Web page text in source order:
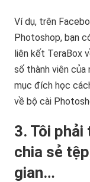
Ví dụ, trên
Photoshop, bạn
liên kết TeraBox
số thành viên của
mục đích học
về bộ cài
3. Tôi
chia sẻ
gian…